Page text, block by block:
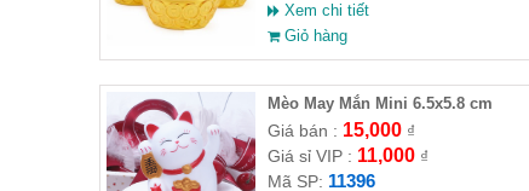
Xem chi tiết
Giỏ hàng
Mèo May Mắn Mini 6.5x5.8 cm
Giá bán : 15,000₫
Giá sỉ VIP : 11,000₫
Mã SP: 11396